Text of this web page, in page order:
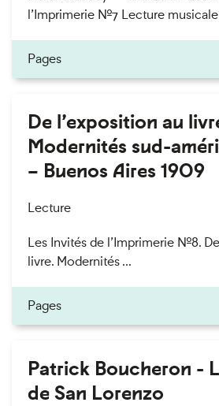
l’Imprimerie n°7 Lecture musicale
Pages
De l’exposition au
Modernités sud-
– Buenos Aires 1909
Lecture
Les Invités de l’Imprimerie n°8.
livre. Modernités ...
Pages
Patrick Boucheron -
de San Lorenzo